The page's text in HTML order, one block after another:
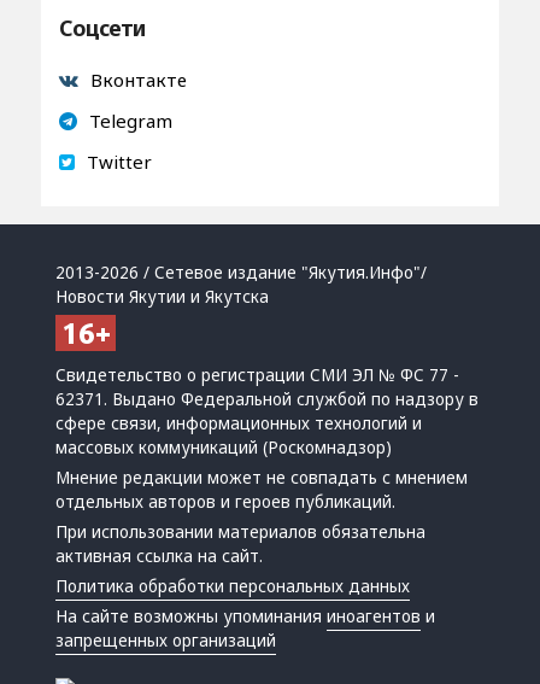
Соцсети
Вконтакте
Telegram
Twitter
2013-2026 / Сетевое издание "Якутия.Инфо"/
Новости Якутии и Якутска
Свидетельство о регистрации СМИ ЭЛ № ФС 77 -
62371. Выдано Федеральной службой по надзору в
сфере связи, информационных технологий и
массовых коммуникаций (Роскомнадзор)
Мнение редакции может не совпадать с мнением
отдельных авторов и героев публикаций.
При использовании материалов обязательна
активная ссылка на сайт.
Политика обработки персональных данных
На сайте возможны упоминанияиноагентов и
запрещенных организаций